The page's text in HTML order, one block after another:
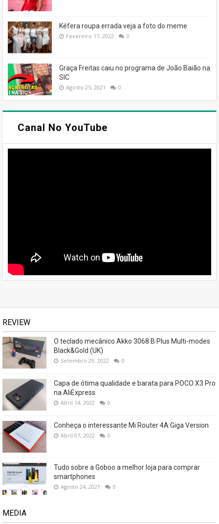
Kéfera roupa errada veja a foto do meme
Fevereiro 17, 2022 0
Graça Freitas caiu no programa de João Baião na
SIC
Agosto 25, 2021 0
Canal No YouTube
REVIEW
O teclado mecânico Akko 3068 B Plus Multi-modes
Black&Gold (UK)
Setembro 29, 2022 0
Capa de ótima qualidade e barata para POCO X3 Pro
na AliExpress
Abril 14, 2022 0
Conheça o interessante Mi Router 4A Giga Version
Abril 07, 2022 0
Tudo sobre a Goboo a melhor loja para comprar
smartphones
Agosto 24, 2021 0
MEDIA